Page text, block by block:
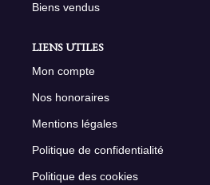
Biens vendus
LIENS UTILES
Mon compte
Nos honoraires
Mentions légales
Politique de confidentialité
Politique des cookies